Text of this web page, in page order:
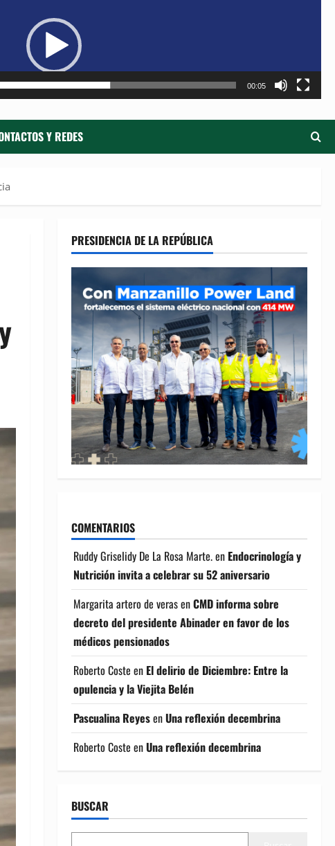
00:05
Y REDES
PRESIDENCIA DE LA REPÚBLICA
COMENTARIOS
Ruddy Griselidy De La Rosa Marte.en Endocrinología y
Nutrición invita a celebrar su 52 aniversario
Margarita artero de verasenCMD informa sobre
decreto del presidente Abinader en favor de los
médicos pensionados
Roberto Coste en El delirio de Diciembre: Entre la
opulencia y la Viejita Belén
Pascualina ReyesenUna reflexión decembrina
Roberto Coste enUna reflexión decembrina
BUSCAR